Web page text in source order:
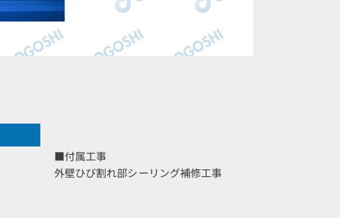
■付属工事
外壁ひび割れ部シーリング補修工事